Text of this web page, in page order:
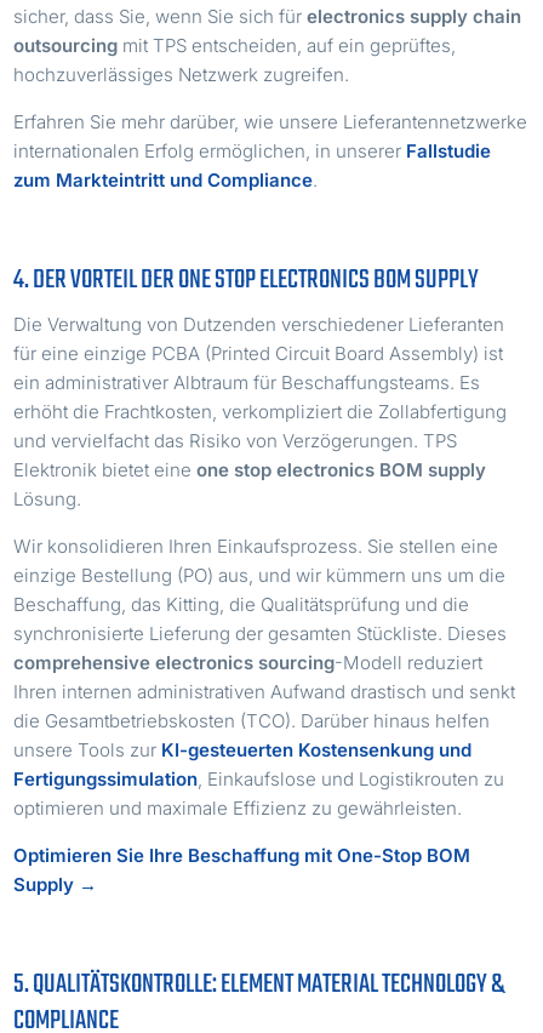
sicher, dass Sie, wenn Sie sich fürelectronics supply chain
outsourcing mit TPS entscheiden, auf ein geprüftes,
hochzuverlässiges Netzwerk zugreifen.
Erfahren Sie mehr darüber, wie unsere Lieferantennetzwerke
internationalen Erfolg ermöglichen, in unserer Fallstudie
zum Markteintritt und Compliance.
4. DER VORTEIL DER ONE STOP ELECTRONICS BOM SUPPLY
Die Verwaltung von Dutzenden verschiedener Lieferanten
für eine einzige PCBA (Printed Circuit Board Assembly) ist
ein administrativer Albtraum für Beschaffungsteams. Es
erhöht die Frachtkosten, verkompliziert die Zollabfertigung
und vervielfacht das Risiko von Verzögerungen. TPS
Elektronik bietet eineone stop electronics BOM supply
Lösung.
Wir konsolidieren Ihren Einkaufsprozess. Sie stellen eine
einzige Bestellung (PO) aus, und wir kümmern uns um die
Beschaffung, das Kitting, die Qualitätsprüfung und die
synchronisierte Lieferung der gesamten Stückliste. Dieses
comprehensive electronics sourcing-Modell reduziert
Ihren internen administrativen Aufwand drastisch und senkt
die Gesamtbetriebskosten (TCO). Darüber hinaus helfen
unsere Tools zur KI-gesteuerten Kostensenkung und
Fertigungssimulation , Einkaufslose und Logistikrouten zu
optimieren und maximale Effizienz zu gewährleisten.
Optimieren Sie Ihre Beschaffung mit One-Stop BOM
Supply →
5. QUALITÄTSKONTROLLE: ELEMENT MATERIAL TECHNOLOGY &
COMPLIANCE